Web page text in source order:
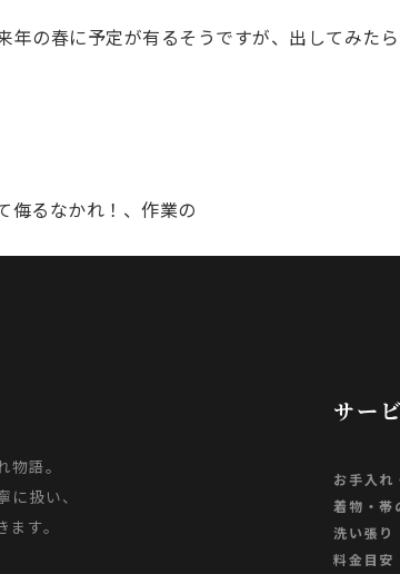
の春に予定が有るそうですが、出してみた
なかれ！、作業の
語。
扱い、
す。
サー
お手入れ
着物・帯
洗い張り
料金目安